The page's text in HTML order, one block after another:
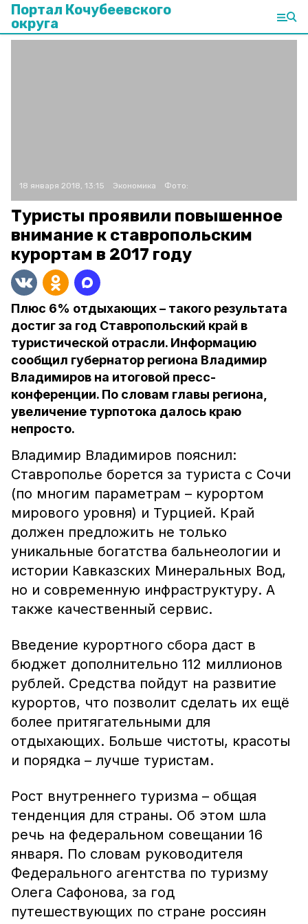
Портал Кочубеевского
округа
18 января 2018, 13:15 Экономика Фото:
Туристы проявили повышенное
внимание к ставропольским
курортам в 2017 году
Плюс 6% отдыхающих – такого результата
достиг за год Ставропольский край в
туристической отрасли. Информацию
сообщил губернатор региона Владимир
Владимиров на итоговой пресс-
конференции. По словам главы региона,
увеличение турпотока далось краю
непросто.
Владимир Владимиров пояснил:
Ставрополье борется за туриста с Сочи
(по многим параметрам – курортом
мирового уровня) и Турцией. Край
должен предложить не только
уникальные богатства бальнеологии и
истории Кавказских Минеральных Вод,
но и современную инфраструктуру. А
также качественный сервис.
Введение курортного сбора даст в
бюджет дополнительно 112 миллионов
рублей. Средства пойдут на развитие
курортов, что позволит сделать их ещё
более притягательными для
отдыхающих. Больше чистоты, красоты
и порядка – лучше туристам.
Рост внутреннего туризма – общая
тенденция для страны. Об этом шла
речь на федеральном совещании 16
января. По словам руководителя
Федерального агентства по туризму
Олега Сафонова, за год
путешествующих по стране россиян